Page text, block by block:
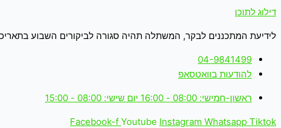
דילוג לתוכן
לידיעת המתכננים לבקר, המשתלה תהיה סגורה לביקורים השבוע בתאריכים: 18-19.6.26 (ימים חמישי+שישי
04-9841499
להודעות בוואטסאפ
ראשון-חמישי: 08:00 - 16:00 יום שישי: 08:00 - 15:00
Facebook-f Youtube Instagram Whatsapp Tiktok